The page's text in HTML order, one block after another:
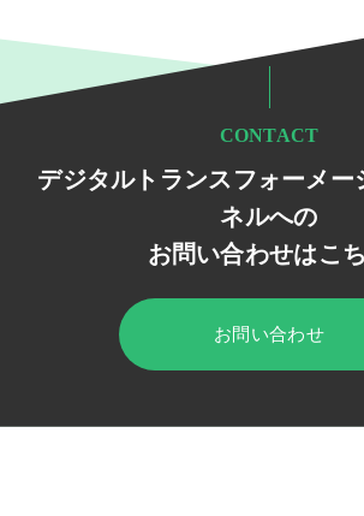
CONTACT
デジタルトランスフォーメー
ネルへの
お問い合わせはこ
お問い合わせ